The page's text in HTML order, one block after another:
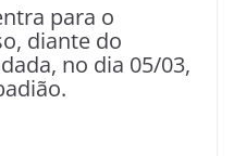
para o
diante do
no dia 05/03,